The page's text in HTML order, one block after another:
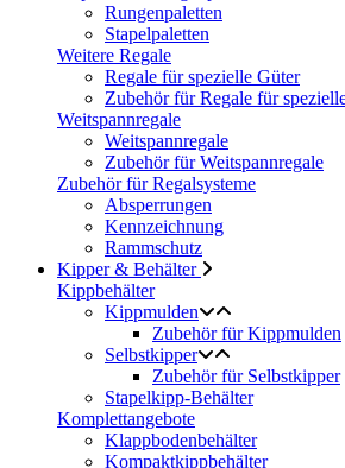
Rungenpaletten
Stapelpaletten
Weitere Regale
Regale für spezielle Güter
Zubehör für Regale für
Weitspannregale
Weitspannregale
Zubehör für Weitspannregale
Zubehör für Regalsysteme
Absperrungen
Kennzeichnung
Rammschutz
Kipper & Behälter
Kippbehälter
Kippmulden
Zubehör für Kippmulden
Selbstkipper
Zubehör für Selbstkipper
Stapelkipp-Behälter
Komplettangebote
Klappbodenbehälter
Kompaktkippbehälter